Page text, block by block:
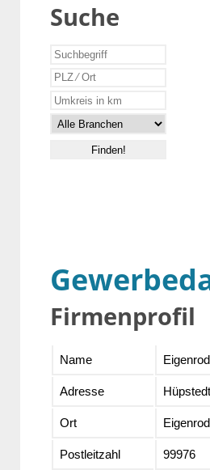
Suche
Firmenprofil
Name
Adresse
Ort
Postleitzahl 99976